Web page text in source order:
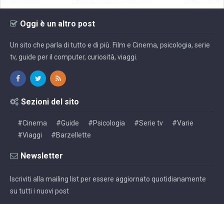
Oggi è un altro post
Un sito che parla di tutto e di più. Film e Cinema, psicologia, serie
tv, guide per il computer, curiosità, viaggi.
Sezioni del sito
#Cinema #Guide #Psicologia #Serie tv
#Varie
#Viaggi
#Barzellette
Newsletter
Iscriviti alla mailing list per essere aggiornato quotidianamente
su tutti i nuovi post